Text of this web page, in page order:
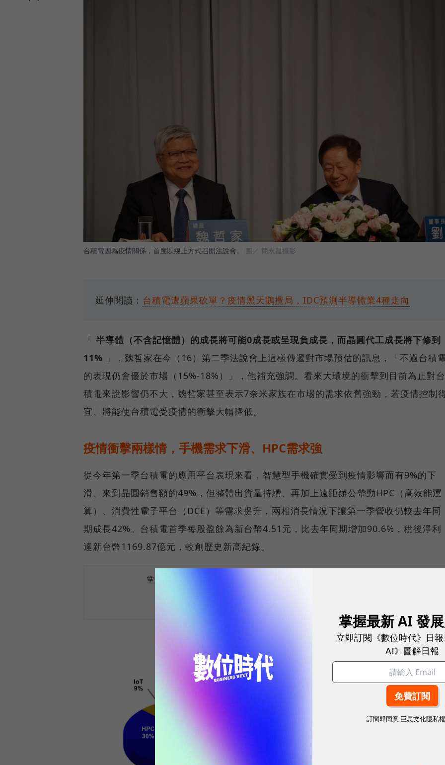
台積電因為疫情關係，首度以線上方式召開法說會。 圖／ 簡永昌攝影
延伸閱讀： 台積電遭蘋果砍單？疫情黑天鵝攪局，IDC預測半導體業4種走向
「 半導體（不含記憶體）的成長將可能0成長或呈現負成長，而晶圓代工成長將下修到
11% 」，魏哲家在今（16）第二季法說會上這樣傳遞對市場預估的訊息，「不過台積
的表現仍會優於市場（15%-18%）」，他補充強調。看來大環境的衝擊到目前為止對台
積電來說影響仍不大，魏哲家甚至表示7奈米家族在市場的需求依舊強勁，若疫情控制
宜、將能使台積電受疫情的衝擊大幅降低。
疫情衝擊兩樣情，手機需求下滑、HPC需求強
從今年第一季台積電的應用平台表現來看，智慧型手機確實受到疫情影響而有9%的下
滑、來到晶圓銷售額的49%，但整體出貨量持續、再加上遠距辦公帶動HPC（高效能運
算）、消費性電子平台（DCE）等需求提升，兩相消長情況下讓第一季營收仍較去年同
期成長42%。台積電首季每股盈餘為新台幣4.51元，比去年同期增加90.6%，稅後淨利
達新台幣1169.87億元，較創歷史新高紀錄。
掌握最新AI、半導體、數位趨勢！訂閱《數位時代》日報及社群活動訊息
掌握最新 AI 發展
立即訂閱《數位時代》日
AI》圖解日報
訂閱即同意 巨思文化隱私